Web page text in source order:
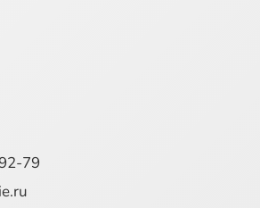
79